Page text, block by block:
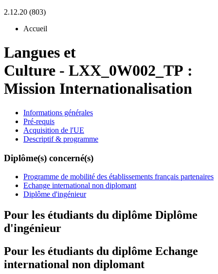
2.12.20 (803)
Accueil
Langues et
Culture - LXX_0W002_TP :
Mission Internationalisation
Informations générales
Pré-requis
Acquisition de l'UE
Descriptif & programme
Diplôme(s) concerné(s)
Programme de mobilité des établissements français partenaires
Echange international non diplomant
Diplôme d'ingénieur
Pour les étudiants du diplôme Diplôme
d'ingénieur
Pour les étudiants du diplôme Echange
international non diplomant